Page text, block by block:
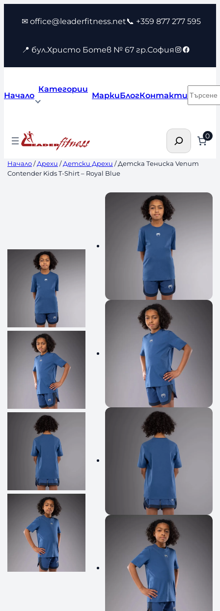
съдържанието
✉ office@leaderfitness.net📞 +359 877 277 595
📍 бул.Христо Ботев № 67 гр.София Instagram
Facebook
Начало
Категории
МаркиБлогКонтакти
Търсене 0
Начало/Дрехи /Детски Дрехи / Детска Тениска Venum
Contender Kids T-Shirt – Royal Blue